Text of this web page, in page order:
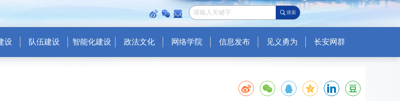
搜索
设 队伍建设 智能化建设 政法文化 网络学院 信息发布 见义勇为 长安网群